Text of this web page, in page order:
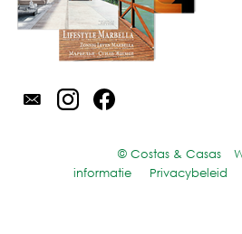
© Costas & Casas
informatie
Privacybeleid